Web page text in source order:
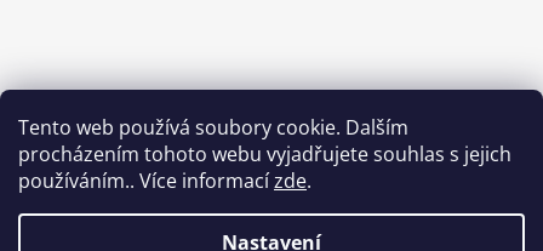
Tento web používá soubory cookie. Dalším
procházením tohoto webu vyjadřujete souhlas s jejich
používáním.. Více informacízde.
Nastavení